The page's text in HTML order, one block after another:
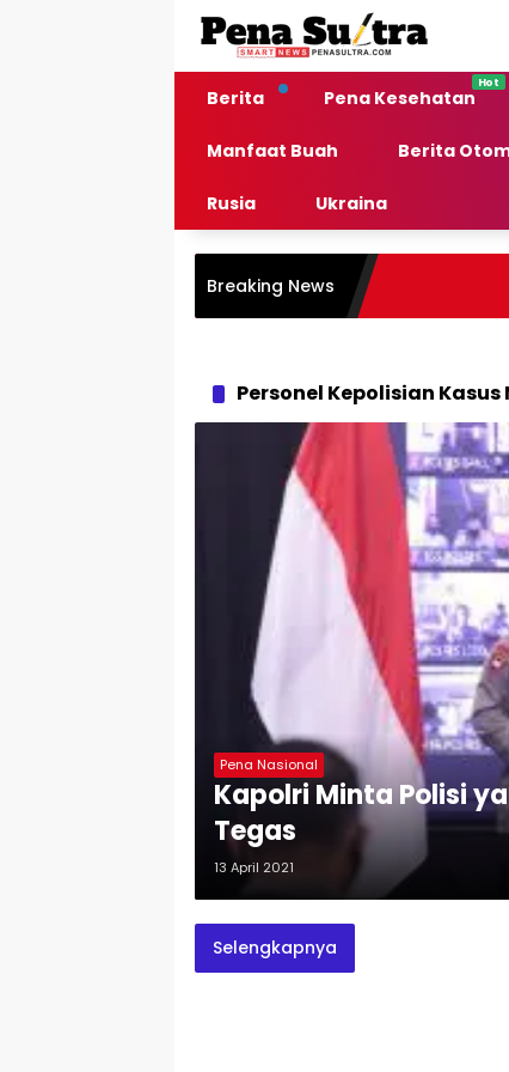
Berita
Pena Kesehatan
Manfaat Buah Berita
Rusia Ukraina
Breaking News
Personel Kepolisian Kasus
Pena Nasional
Kapolri Minta Polisi
Tegas
13 April 2021
Selengkapnya